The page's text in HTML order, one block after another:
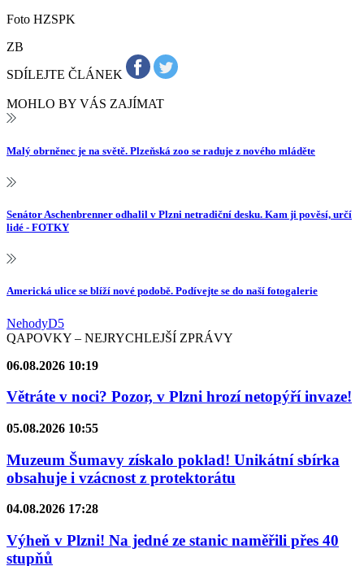
Foto HZSPK
ZB
SDÍLEJTE ČLÁNEK
MOHLO BY VÁS ZAJÍMAT
Malý obrněnec je na světě. Plzeňská zoo se raduje z nového mláděte
Senátor Aschenbrenner odhalil v Plzni netradiční desku. Kam ji pověsí, určí
lidé - FOTKY
Americká ulice se blíží nové podobě. Podívejte se do naší fotogalerie
NehodyD5
QAPOVKY – NEJRYCHLEJŠÍ ZPRÁVY
06.08.2026 10:19
Větráte v noci? Pozor, v Plzni hrozí netopýří invaze!
05.08.2026 10:55
Muzeum Šumavy získalo poklad! Unikátní sbírka
obsahuje i vzácnost z protektorátu
04.08.2026 17:28
Výheň v Plzni! Na jedné ze stanic naměřili přes 40
stupňů